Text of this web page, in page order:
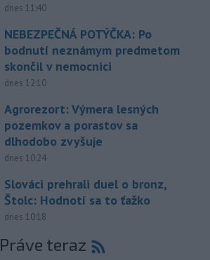
dnes 11:40
NEBEZPEČNÁ POTÝČKA: Po
bodnutí neznámym predmetom
skončil v nemocnici
dnes 12:10
Agrorezort: Výmera lesných
pozemkov a porastov sa
dlhodobo zvyšuje
dnes 10:24
Slováci prehrali duel o bronz,
Štolc: Hodnotí sa to ťažko
dnes 10:18
Práve teraz